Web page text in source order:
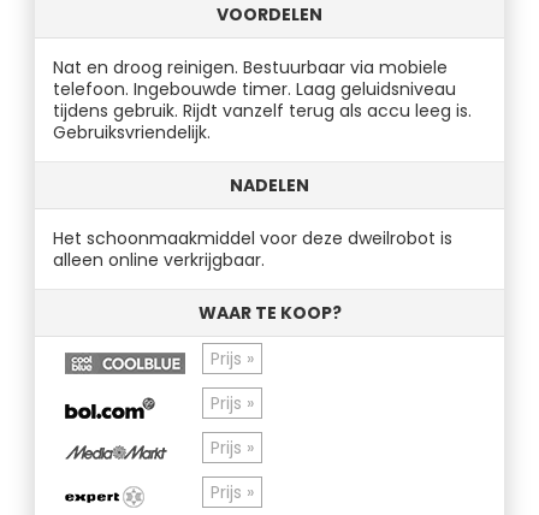
VOORDELEN
Nat en droog reinigen. Bestuurbaar via mobiele
telefoon. Ingebouwde timer. Laag geluidsniveau
tijdens gebruik. Rijdt vanzelf terug als accu leeg is.
Gebruiksvriendelijk.
NADELEN
Het schoonmaakmiddel voor deze dweilrobot is
alleen online verkrijgbaar.
WAAR TE KOOP?
Prijs »
Prijs »
Prijs »
Prijs »